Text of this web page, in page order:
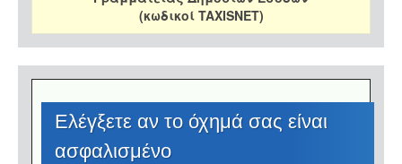
(κωδικοί TAXISNET)
Eλέγξετε αν το όχημά σας είναι
ασφαλισμένο